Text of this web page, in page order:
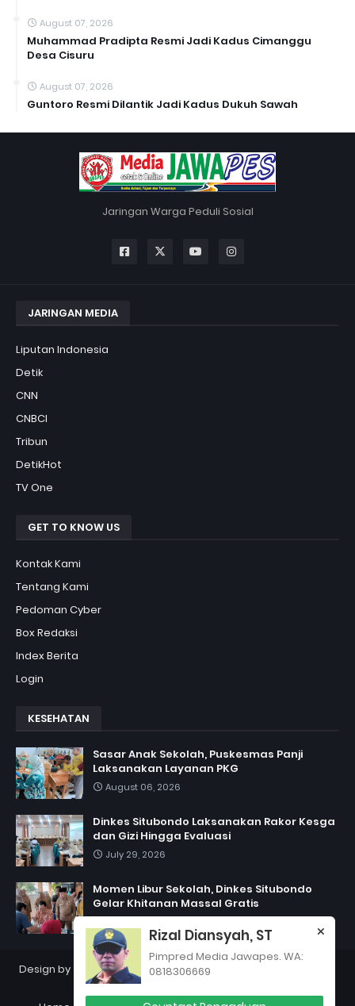
August 07, 2026
Muhammad Pradipta Resmi Jadi Kadus Cimanggu
Desa Cisuru
August 07, 2026
Guntoro Resmi Dilantik Jadi Kadus Dukuh Sawah
Jaringan Warga Peduli Sosial
JARINGAN MEDIA
Liputan Indonesia
Detik
CNN
CNBCI
Tribun
DetikHot
TV One
GET TO KNOW US
Kontak Kami
Tentang Kami
Pedoman Cyber
Box Redaksi
Index Berita
Login
KESEHATAN
Sasar Anak Sekolah, Puskesmas Panji
Laksanakan Layanan PKG
August 06, 2026
Dinkes Situbondo Laksanakan Rakor Kesga
dan Gizi Hingga Evaluasi
July 29, 2026
Momen Libur Sekolah, Dinkes Situbondo
Gelar Khitanan Massal Gratis
Design by Jawapes| Copyright 2012PT Jawapes Indonesia
Rizal Diansyah, ST
Pimpred Media Jawapes. WA:
0818306669